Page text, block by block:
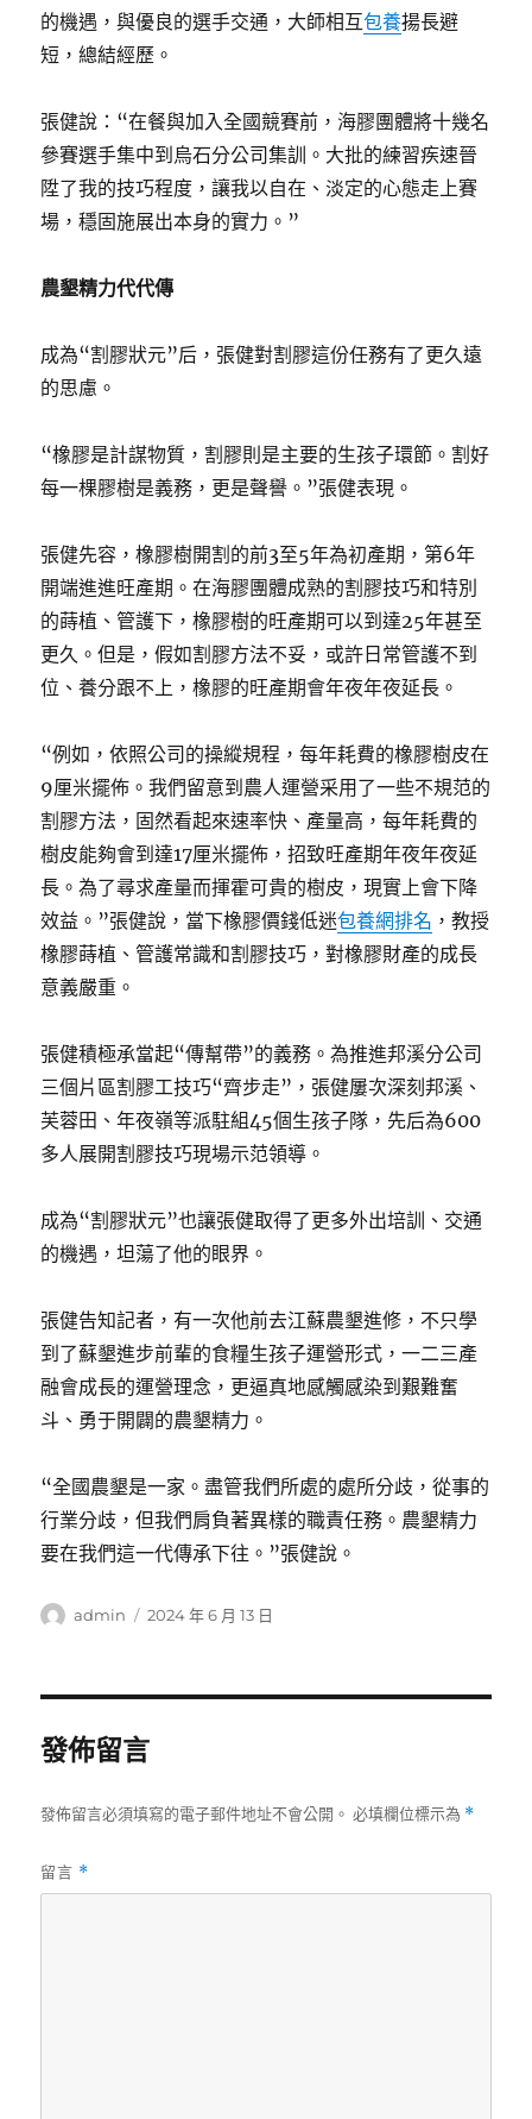
的機遇，與優良的選手交通，大師相互包養揚長避
短，總結經歷。
張健說：“在餐與加入全國競賽前，海膠團體將十幾名
參賽選手集中到烏石分公司集訓。大批的練習疾速晉
陞了我的技巧程度，讓我以自在、淡定的心態走上賽
場，穩固施展出本身的實力。”
農墾精力代代傳
成為“割膠狀元”后，張健對割膠這份任務有了更久遠
的思慮。
“橡膠是計謀物質，割膠則是主要的生孩子環節。割好
每一棵膠樹是義務，更是聲譽。”張健表現。
張健先容，橡膠樹開割的前3至5年為初產期，第6年
開端進進旺產期。在海膠團體成熟的割膠技巧和特別
的蒔植、管護下，橡膠樹的旺產期可以到達25年甚至
更久。但是，假如割膠方法不妥，或許日常管護不到
位、養分跟不上，橡膠的旺產期會年夜年夜延長。
“例如，依照公司的操縱規程，每年耗費的橡膠樹皮在
9厘米擺佈。我們留意到農人運營采用了一些不規范的
割膠方法，固然看起來速率快、產量高，每年耗費的
樹皮能夠會到達17厘米擺佈，招致旺產期年夜年夜延
長。為了尋求產量而揮霍可貴的樹皮，現實上會下降
效益。”張健說，當下橡膠價錢低迷包養網排名 ，教授
橡膠蒔植、管護常識和割膠技巧，對橡膠財產的成長
意義嚴重。
張健積極承當起“傳幫帶”的義務。為推進邦溪分公司
三個片區割膠工技巧“齊步走”，張健屢次深刻邦溪、
芙蓉田、年夜嶺等派駐組45個生孩子隊，先后為600
多人展開割膠技巧現場示范領導。
成為“割膠狀元”也讓張健取得了更多外出培訓、交通
的機遇，坦蕩了他的眼界。
張健告知記者，有一次他前去江蘇農墾進修，不只學
到了蘇墾進步前輩的食糧生孩子運營形式，一二三產
融會成長的運營理念，更逼真地感觸感染到艱難奮
斗、勇于開闢的農墾精力。
“全國農墾是一家。盡管我們所處的處所分歧，從事的
行業分歧，但我們肩負著異樣的職責任務。農墾精力
要在我們這一代傳承下往。”張健說。
作
admin
發
2024 年 6 月 13 日
發佈留言
發佈留言必須填寫的電子郵件地址不會公開。 必填欄位標示為 *
留言 *